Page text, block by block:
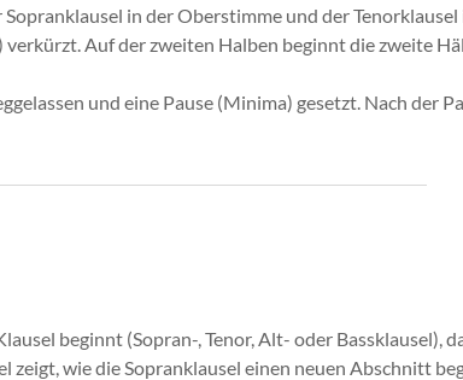
in der Oberstimme und der
Auf der zweiten Halben beginnt die zweite
und eine Pause (Minima) gesetzt. Nach der
beginnt (Sopran-, Tenor, Alt- oder Bassklausel),
zeigt, wie die Sopranklausel einen neuen Abschnitt